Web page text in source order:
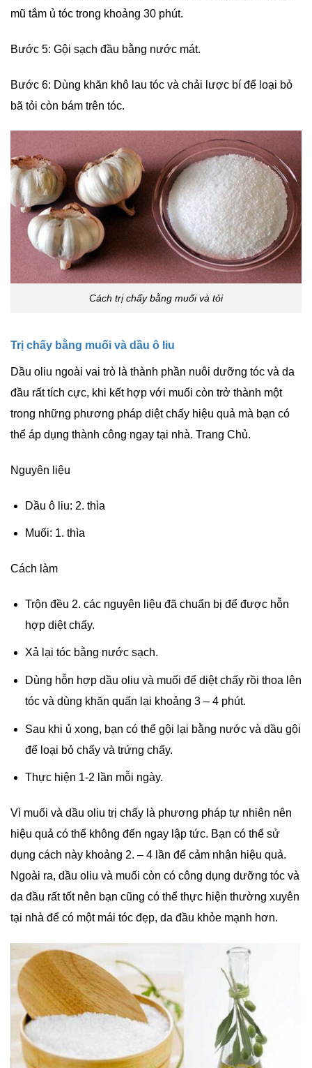
mũ tắm ủ tóc trong khoảng 30 phút.
Bước 5: Gội sạch đầu bằng nước mát.
Bước 6: Dùng khăn khô lau tóc và chải lược bí để loại bỏ
bã tỏi còn bám trên tóc.
Cách trị chấy bằng muối và tỏi
Trị chấy bằng muối và dầu ô liu
Dầu oliu ngoài vai trò là thành phần nuôi dưỡng tóc và da
đầu rất tích cực, khi kết hợp với muối còn trở thành một
trong những phương pháp diệt chấy hiệu quả mà bạn có
thể áp dụng thành công ngay tại nhà. Trang Chủ.
Nguyên liệu
Dầu ô liu: 2. thìa
Muối: 1. thìa
Cách làm
Trộn đều 2. các nguyên liệu đã chuẩn bị để được hỗn
hợp diệt chấy.
Xả lại tóc bằng nước sạch.
Dùng hỗn hợp dầu oliu và muối để diệt chấy rồi thoa lên
tóc và dùng khăn quấn lại khoảng 3 – 4 phút.
Sau khi ủ xong, bạn có thể gội lại bằng nước và dầu gội
để loại bỏ chấy và trứng chấy.
Thực hiện 1-2 lần mỗi ngày.
Vì muối và dầu oliu trị chấy là phương pháp tự nhiên nên
hiệu quả có thể không đến ngay lập tức. Bạn có thể sử
dụng cách này khoảng 2. – 4 lần để cảm nhận hiệu quả.
Ngoài ra, dầu oliu và muối còn có công dụng dưỡng tóc và
da đầu rất tốt nên bạn cũng có thể thực hiện thường xuyên
tại nhà để có một mái tóc đẹp, da đầu khỏe mạnh hơn.